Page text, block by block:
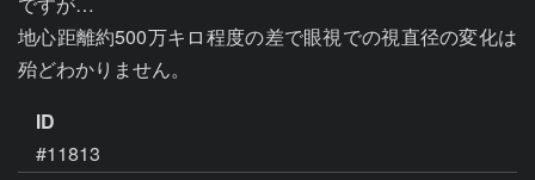
地心距離約500万キロ程度の差で眼視での視直径の変化は
殆どわかりません。
ID
#11813